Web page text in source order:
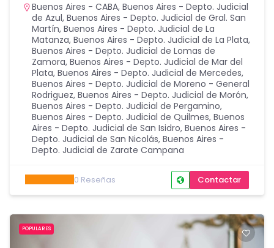
Buenos Aires - CABA, Buenos Aires - Depto. Judicial
de Azul, Buenos Aires - Depto. Judicial de Gral. San
Martín, Buenos Aires - Depto. Judicial de La
Matanza, Buenos Aires - Depto. Judicial de La Plata,
Buenos Aires - Depto. Judicial de Lomas de
Zamora, Buenos Aires - Depto. Judicial de Mar del
Plata, Buenos Aires - Depto. Judicial de Mercedes,
Buenos Aires - Depto. Judicial de Moreno - General
Rodriguez, Buenos Aires - Depto. Judicial de Morón,
Buenos Aires - Depto. Judicial de Pergamino,
Buenos Aires - Depto. Judicial de Quilmes, Buenos
Aires - Depto. Judicial de San Isidro, Buenos Aires -
Depto. Judicial de San Nicolás, Buenos Aires -
Depto. Judicial de Zarate Campana
0 Reseñas Contactar
POPULARES